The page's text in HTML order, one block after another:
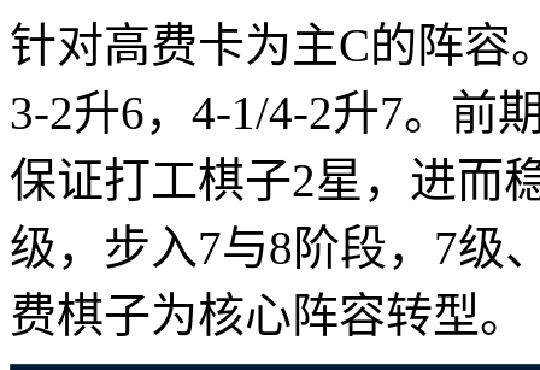
针对高费卡为主C的阵容
3-2升6，4-1/4-2升7。前
保证打工棋子2星，进而
级，步入7与8阶段，7级
费棋子为核心阵容转型。